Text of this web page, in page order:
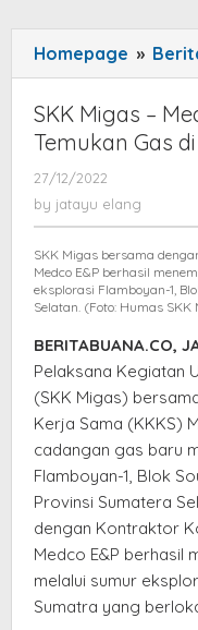
Homepage »
SKK Migas –
Temukan Gas
27/12/2022
jatayu
by jatayu elang
SKK Migas bersama
Medco E&P berhasil
eksplorasi Flamboyan-1,
Selatan. (Foto: Humas SKK
BERITABUANA.CO,
Pelaksana Kegiatan
(SKK Migas)
Kerja Sama (KKKS)
cadangan gas baru
Flamboyan-1, Blok
Provinsi Sumatera
dengan Kontraktor
Medco E&P berhasil
melalui sumur
Sumatra yang